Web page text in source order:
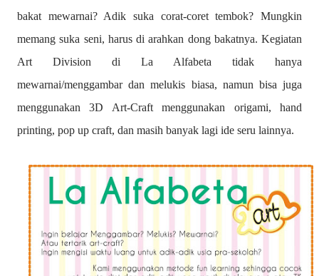
bakat mewarnai? Adik suka corat-coret tembok? Mungkin
memang suka seni, harus di arahkan dong bakatnya. Kegiatan
Art Division di La Alfabeta tidak hanya
mewarnai/menggambar dan melukis biasa, namun bisa juga
menggunakan 3D Art-Craft menggunakan origami, hand
printing, pop up craft, dan masih banyak lagi ide seru lainnya.